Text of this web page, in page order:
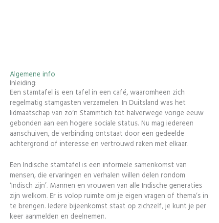
Algemene info
Inleiding:
Een stamtafel is een tafel in een café, waaromheen zich
regelmatig stamgasten verzamelen. In Duitsland was het
lidmaatschap van zo’n Stammtich tot halverwege vorige eeuw
gebonden aan een hogere sociale status. Nu mag iedereen
aanschuiven, de verbinding ontstaat door een gedeelde
achtergrond of interesse en vertrouwd raken met elkaar.
Een Indische stamtafel is een informele samenkomst van
mensen, die ervaringen en verhalen willen delen rondom
‘Indisch zijn’. Mannen en vrouwen van alle Indische generaties
zijn welkom. Er is volop ruimte om je eigen vragen of thema’s in
te brengen. Iedere bijeenkomst staat op zichzelf, je kunt je per
keer aanmelden en deelnemen.